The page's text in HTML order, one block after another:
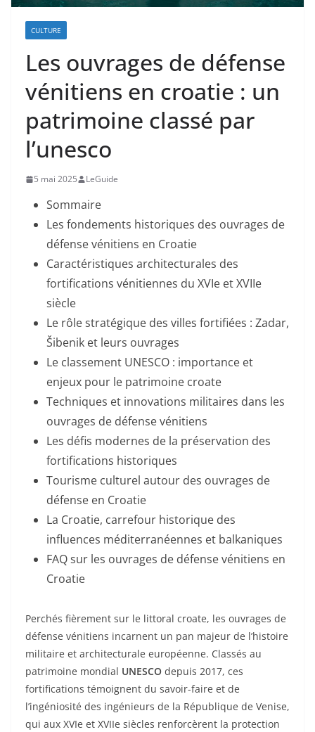
CULTURE
Les ouvrages de défense
vénitiens en croatie : un
patrimoine classé par
l’unesco
5 mai 2025 LeGuide
Sommaire
Les fondements historiques des ouvrages de
défense vénitiens en Croatie
Caractéristiques architecturales des
fortifications vénitiennes du XVIe et XVIIe
siècle
Le rôle stratégique des villes fortifiées : Zadar,
Šibenik et leurs ouvrages
Le classement UNESCO : importance et
enjeux pour le patrimoine croate
Techniques et innovations militaires dans les
ouvrages de défense vénitiens
Les défis modernes de la préservation des
fortifications historiques
Tourisme culturel autour des ouvrages de
défense en Croatie
La Croatie, carrefour historique des
influences méditerranéennes et balkaniques
FAQ sur les ouvrages de défense vénitiens en
Croatie
Perchés fièrement sur le littoral croate, les ouvrages de
défense vénitiens incarnent un pan majeur de l’histoire
militaire et architecturale européenne. Classés au
patrimoine mondial UNESCO depuis 2017, ces
fortifications témoignent du savoir-faire et de
l’ingéniosité des ingénieurs de la République de Venise,
qui aux XVIe et XVIIe siècles renforcèrent la protection